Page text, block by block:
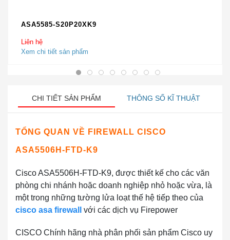
ASA5585-S20P20XK9
Liên hệ
Xem chi tiết sản phẩm
CHI TIẾT SẢN PHẨM THÔNG SỐ KĨ THUẬT
TỔNG QUAN VỀ FIREWALL CISCO
ASA5506H-FTD-K9
Cisco ASA5506H-FTD-K9, được thiết kế cho các văn
phòng chi nhánh hoặc doanh nghiệp nhỏ hoặc vừa, là
một trong những tường lửa loạt thế hệ tiếp theo của
cisco asa firewall
với các dịch vụ Firepower
CISCO Chính hãng nhà phân phối sản phẩm Cisco uy